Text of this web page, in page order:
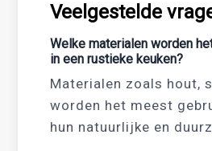
Veelgestelde
Welke materialen worden
in een rustieke keuken?
Materialen zoals hout,
worden het meest
hun natuurlijke en